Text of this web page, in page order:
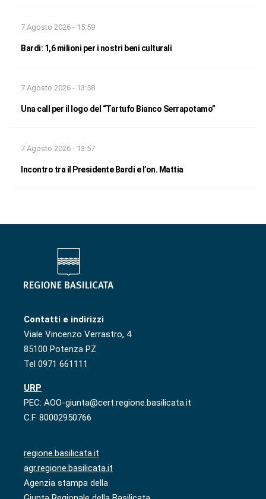
7 Agosto 2026 - 15:59
Bardi: 1,6 milioni per i nostri beni culturali
7 Agosto 2026 - 13:58
Una call per il logo del “Tartufo Bianco Serrapotamo”
7 Agosto 2026 - 13:57
Incontro tra il Presidente Bardi e l’on. Mattia
Contatti e indirizzi
Viale Vincenzo Verrastro, 4
85100 Potenza PZ
Tel 0971 661111
URP
PEC: AOO-giunta@cert.regione.basilicata.it
C.F. 80002950766
regione.basilicata.it
agr.regione.basilicata.it
Agenzia stampa della